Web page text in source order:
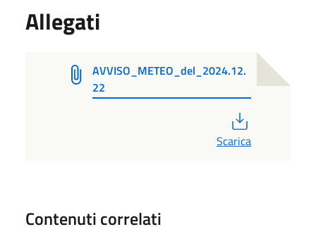
Allegati
AVVISO_METEO_del_2024.12.
22
Scarica
Contenuti correlati